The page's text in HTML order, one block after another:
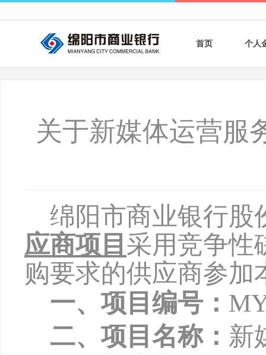
首页 个人
银
关于新媒体运营服
绵阳市商业银行股
应商项目 采用竞争性
购要求的供应商参
一、项目编号：
二、项目名称： 新